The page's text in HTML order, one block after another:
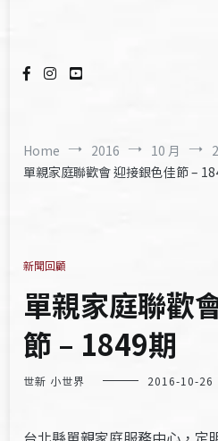
Home 2016 10 月
單親家庭聯歡會 迎接銀色佳節 –
新聞回顧
單親家庭聯歡
節 – 1849期
世新 小世界 2016-10-26